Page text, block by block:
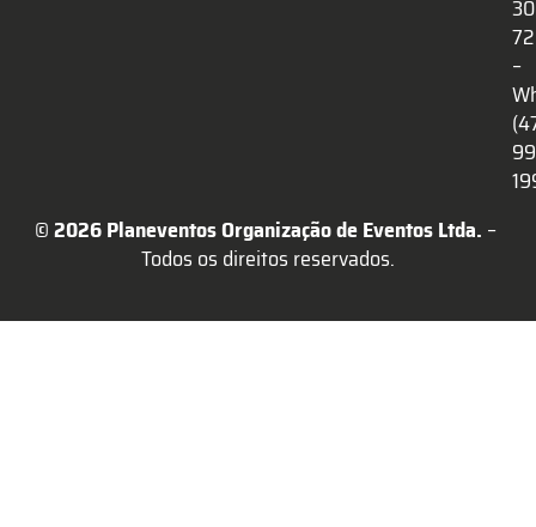
–
© 2026 Planeventos Organização de Eventos Ltda. –
Todos os direitos reservados.